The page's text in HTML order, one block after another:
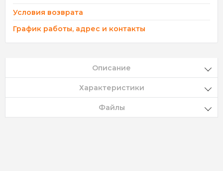
Условия возврата
График работы, адрес и контакты
Описание
Характеристики
Файлы